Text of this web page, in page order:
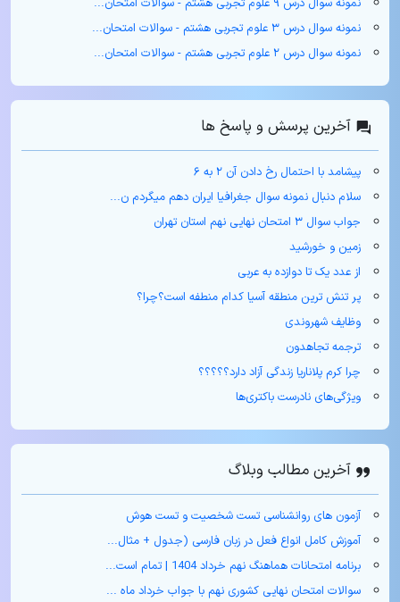
نمونه سوال درس ۹ علوم تجربی هشتم - سوالات امتحان...
نمونه سوال درس ۳ علوم تجربی هشتم - سوالات امتحان...
نمونه سوال درس ۲ علوم تجربی هشتم - سوالات امتحان...
آخرین پرسش و پاسخ ها
پیشامد با احتمال رخ دادن آن ۲ به ۶
سلام دنبال نمونه سوال جغرافیا ایران دهم میگردم ن...
جواب سوال ۳ امتحان نهایی نهم استان تهران
زمین و خورشید
از عدد یک تا دوازده به عربی
پر تنش ترین منطقه آسیا کدام منطفه است؟چرا؟
وظایف شهروندی
ترجمه تجاهدون
چرا کرم پلاناریا زندگی آزاد دارد؟؟؟؟؟
ویژگی‌های نادرست باکتری‌ها
آخرین مطالب وبلاگ
آزمون های روانشناسی تست شخصیت و تست هوش
آموزش کامل انواع فعل در زبان فارسی (جدول + مثال‌...
برنامه امتحانات هماهنگ نهم خرداد 1404 | تمام است...
سوالات امتحان نهایی کشوری نهم با جواب خرداد ماه ...